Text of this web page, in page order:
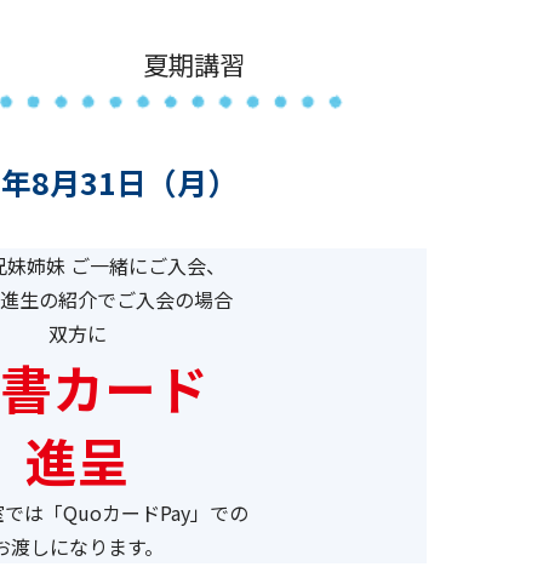
夏期講習
8月31日（月）
姉妹 ご一緒にご入会、
生の紹介でご入会の場合
双方に
カード
進呈
は「QuoカードPay」での
渡しになります。